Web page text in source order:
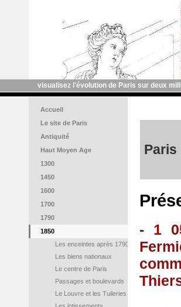
visualisez l'évolution de Paris sur deux
Accueil
Le site de Paris
Antiquité
Haut Moyen Age
1300
1450
1600
1700
1790
1850
Les enceintes après 1790
Les biens nationaux
Le centre de Paris
Passages et boulevards
Le Louvre et les Tuileries
Paris
- 1